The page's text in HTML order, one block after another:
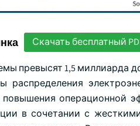
Скачать бесплатный
превысят 1,5 миллиарда
операционной
в сочетании с